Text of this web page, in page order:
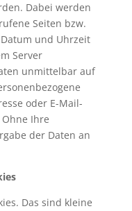
Dabei werden
Seiten bzw.
und Uhrzeit
Server
unmittelbar auf
oder E-Mail-
Ihre
der Daten an
Das sind kleine